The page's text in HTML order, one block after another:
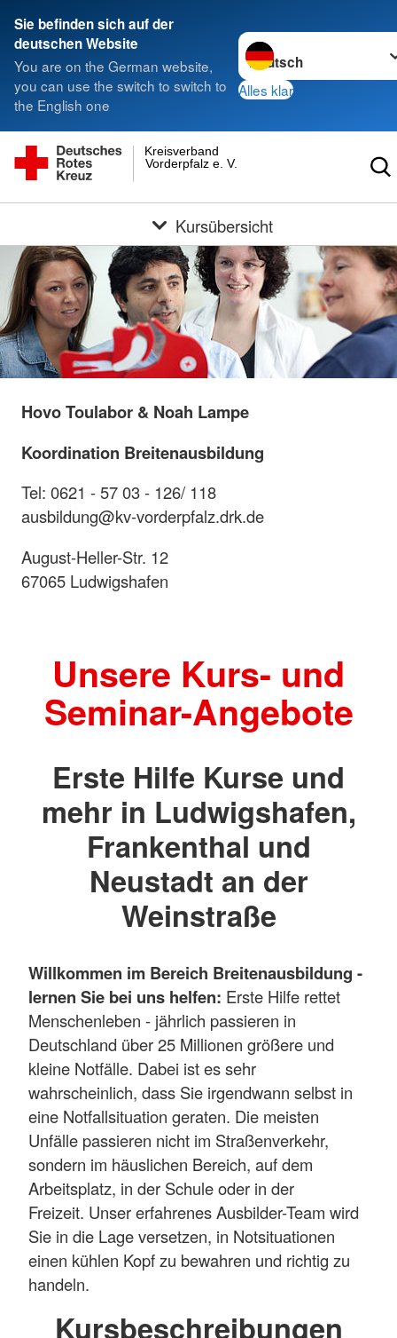
Sie befinden sich auf der
deutschen Website
You are on the German website,
you can use the switch to switch to
the English one
Sprache wechseln zu
Alles klar
Vorderpfalz e. V.
Kreisverband
Kursübersicht
Hovo Toulabor & Noah Lampe
Koordination Breitenausbildung
Tel: 0621 - 57 03 - 126/ 118
ausbildung@kv-vorderpfalz.drk.de
August-Heller-Str. 12
67065 Ludwigshafen
Unsere Kurs- und
Seminar-Angebote
Erste Hilfe Kurse und
mehr in Ludwigshafen,
Frankenthal und
Neustadt an der
Weinstraße
Willkommen im Bereich Breitenausbildung -
lernen Sie bei uns helfen: Erste Hilfe rettet
Menschenleben - jährlich passieren in
Deutschland über 25 Millionen größere und
kleine Notfälle. Dabei ist es sehr
wahrscheinlich, dass Sie irgendwann selbst in
eine Notfallsituation geraten. Die meisten
Unfälle passieren nicht im Straßenverkehr,
sondern im häuslichen Bereich, auf dem
Arbeitsplatz, in der Schule oder in der
Freizeit. Unser erfahrenes Ausbilder-Team wird
Sie in die Lage versetzen, in Notsituationen
einen kühlen Kopf zu bewahren und richtig zu
handeln.
Kursbeschreibungen